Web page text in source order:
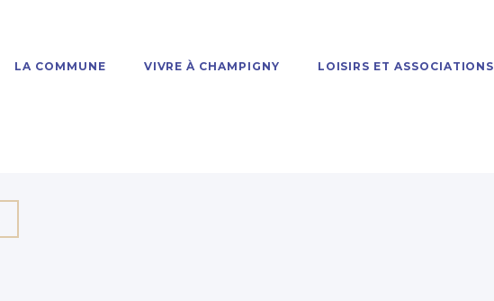
LA COMMUNE VIVRE À CHAMPIGNY LOISIRS ET ASSOCIATIONS